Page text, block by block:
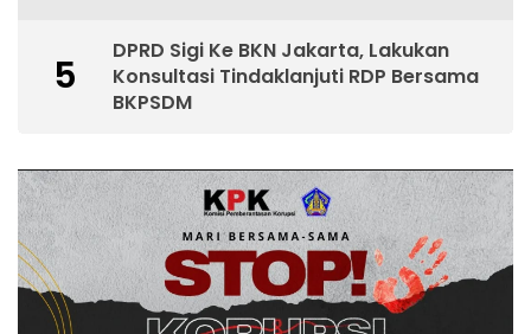
5
DPRD Sigi Ke BKN Jakarta, Lakukan
Konsultasi Tindaklanjuti RDP Bersama
BKPSDM